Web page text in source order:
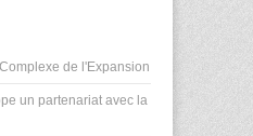
de l'Expansion
un partenariat avec la